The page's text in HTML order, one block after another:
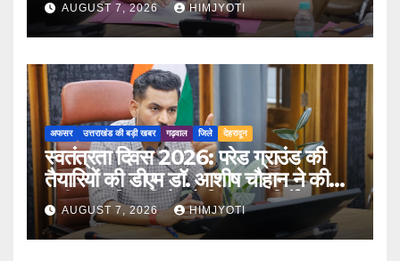
AUGUST 7, 2026 HIMJYOTI
अफसर उत्तराखंड की बड़ी खबर गढ़वाल जिले देहरादून
स्वतंत्रता दिवस 2026: परेड ग्राउंड की
तैयारियों की डीएम डॉ. आशीष चौहान ने की
समीक्षा, अधिकारियों को दिए अहम निर्देश
AUGUST 7, 2026 HIMJYOTI